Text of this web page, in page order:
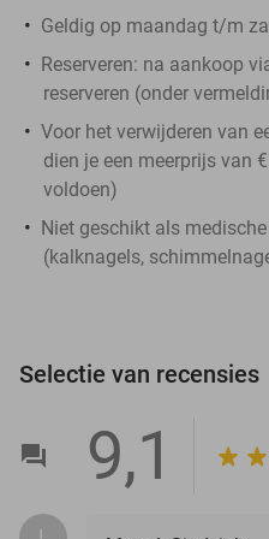
Geldig op maandag t/m
Reserveren: na aankoop
reserveren (onder
Voor het verwijderen van
dien je een meerprijs van
voldoen)
Niet geschikt als
(kalknagels,
Selectie van recensies
9,1